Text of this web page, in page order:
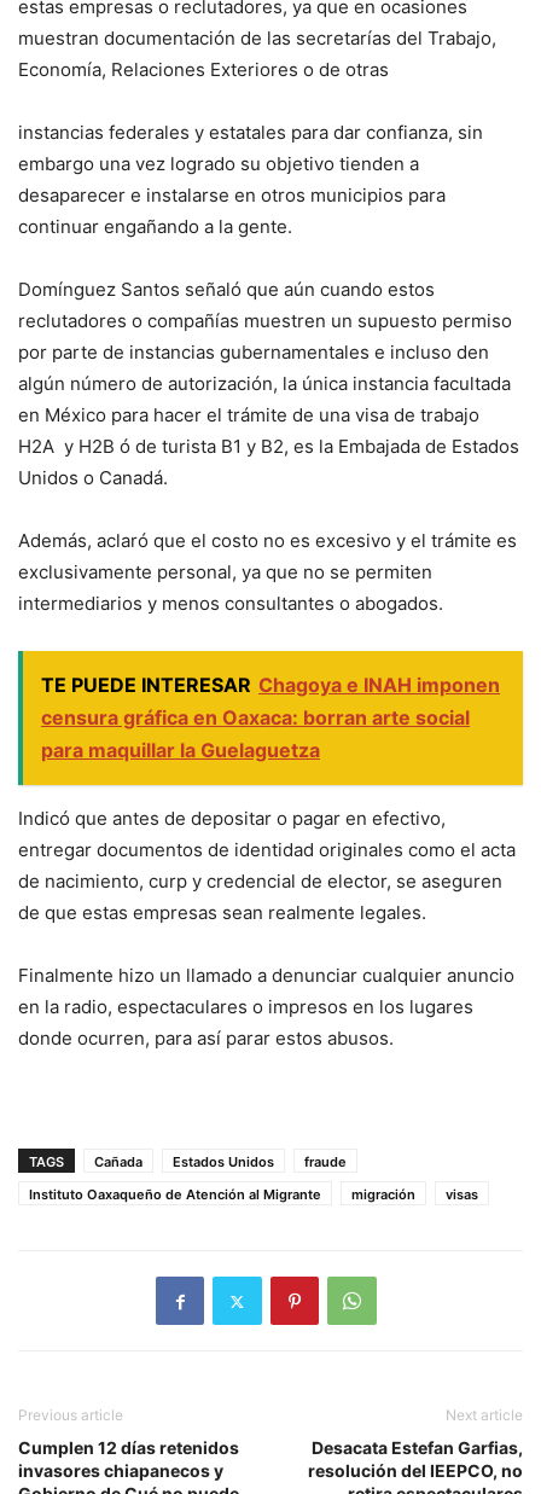
estas empresas o reclutadores, ya que en ocasiones
muestran documentación de las secretarías del Trabajo,
Economía, Relaciones Exteriores o de otras
instancias federales y estatales para dar confianza, sin
embargo una vez logrado su objetivo tienden a
desaparecer e instalarse en otros municipios para
continuar engañando a la gente.
Domínguez Santos señaló que aún cuando estos
reclutadores o compañías muestren un supuesto permiso
por parte de instancias gubernamentales e incluso den
algún número de autorización, la única instancia facultada
en México para hacer el trámite de una visa de trabajo
H2A y H2B ó de turista B1 y B2, es la Embajada de Estados
Unidos o Canadá.
Además, aclaró que el costo no es excesivo y el trámite es
exclusivamente personal, ya que no se permiten
intermediarios y menos consultantes o abogados.
TE PUEDE INTERESAR Chagoya e INAH imponen
censura gráfica en Oaxaca: borran arte social
para maquillar la Guelaguetza
Indicó que antes de depositar o pagar en efectivo,
entregar documentos de identidad originales como el acta
de nacimiento, curp y credencial de elector, se aseguren
de que estas empresas sean realmente legales.
Finalmente hizo un llamado a denunciar cualquier anuncio
en la radio, espectaculares o impresos en los lugares
donde ocurren, para así parar estos abusos.
TAGS Cañada Estados Unidos
fraude
Instituto Oaxaqueño de Atención al Migrante
migración visas
Previous article
Cumplen 12 días retenidos
invasores chiapanecos y
Next article
Desacata Estefan Garfias,
resolución del IEEPCO, no